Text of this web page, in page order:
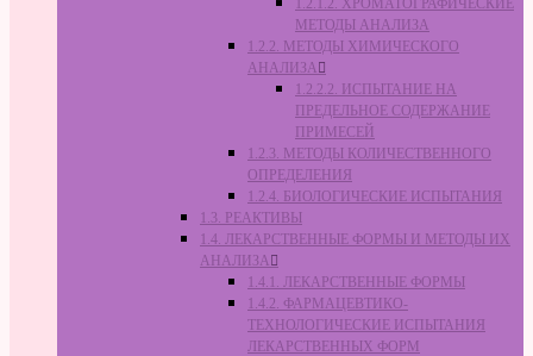
1.2.1.2. ХРОМАТОГРАФИЧЕСКИЕ
МЕТОДЫ АНАЛИЗА
1.2.2. МЕТОДЫ ХИМИЧЕСКОГО
АНАЛИЗА
1.2.2.2. ИСПЫТАНИЕ НА
ПРЕДЕЛЬНОЕ СОДЕРЖАНИЕ
ПРИМЕСЕЙ
1.2.3. МЕТОДЫ КОЛИЧЕСТВЕННОГО
ОПРЕДЕЛЕНИЯ
1.2.4. БИОЛОГИЧЕСКИЕ ИСПЫТАНИЯ
1.3. РЕАКТИВЫ
1.4. ЛЕКАРСТВЕННЫЕ ФОРМЫ И МЕТОДЫ ИХ
АНАЛИЗА
1.4.1. ЛЕКАРСТВЕННЫЕ ФОРМЫ
1.4.2. ФАРМАЦЕВТИКО-
ТЕХНОЛОГИЧЕСКИЕ ИСПЫТАНИЯ
ЛЕКАРСТВЕННЫХ ФОРМ